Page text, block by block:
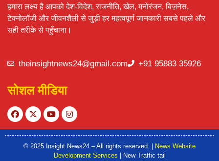
हमारा लक्ष्य है आपको देश-विदेश, राजनीति, खेल, मनोरंजन, बिज़नेस,
टेक्नोलॉजी और जीवनशैली से जुड़ी हर महत्वपूर्ण जानकारी सबसे पहले और
सही तरीके से पहुँचाना।
theinsightnews24@gmail.com +91 95883 35926
सोशल मीडिया
© 2025 Insight News24 – All rights reserved. |
News Website
Development Services
| New Traffic tail